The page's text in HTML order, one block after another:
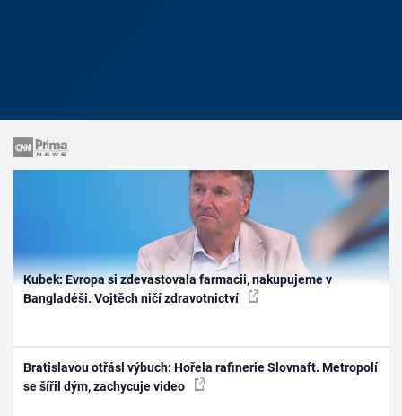
Kubek: Evropa si zdevastovala farmacii, nakupujeme v
Bangladéši. Vojtěch ničí zdravotnictví
Bratislavou otřásl výbuch: Hořela rafinerie Slovnaft. Metropolí
se šířil dým, zachycuje video